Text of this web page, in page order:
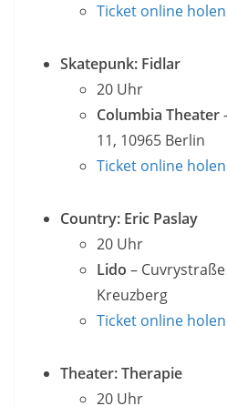
Ticket online holen
Skatepunk: Fidlar
20 Uhr
Columbia Theater
11, 10965 Berlin
Ticket online holen
Country: Eric Paslay
20 Uhr
Lido –
Kreuzberg
Ticket online holen
Theater: Therapie
20 Uhr